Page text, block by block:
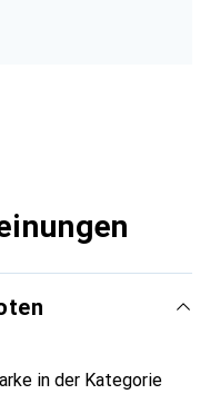
in der Kategorie